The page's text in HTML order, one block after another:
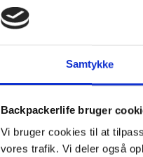
Samtykke
Backpackerlife bruger
Vi bruger cookies til at
vores trafik. Vi deler også